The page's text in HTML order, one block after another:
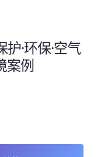
·环保·空气
案例